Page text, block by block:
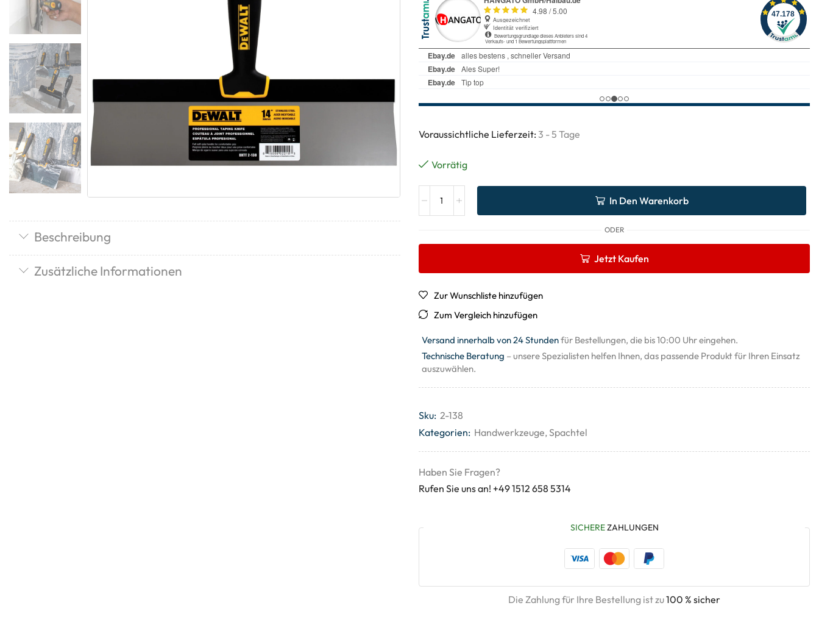
Beschreibung
Zusätzliche Informationen
Voraussichtliche Lieferzeit: 3 - 5 Tage
Vorrätig
In Den Warenkorb
ODER
Jetzt Kaufen
Zur Wunschliste hinzufügen
Zum Vergleich hinzufügen
Versand innerhalb von 24 Stundenfür Bestellungen, die bis 10:00 Uhr eingehen.
Technische Beratung – unsere Spezialisten helfen Ihnen, das passende Produkt für Ihren Einsatz
auszuwählen.
Sku: 2-138
Kategorien: Handwerkzeuge,Spachtel
Haben Sie Fragen?
Rufen Sie uns an! +49 1512 658 5314
SICHEREZAHLUNGEN
Die Zahlung für Ihre Bestellung ist zu100 % sicher